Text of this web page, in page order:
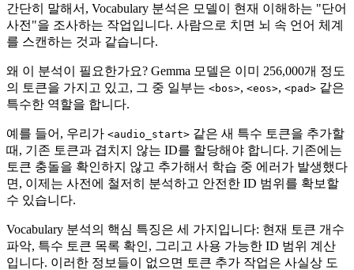
간단히 말해서, Vocabulary 분석은 모델이 현재 이해하는 "단어
사전"을 조사하는 작업입니다. 사람으로 치면 뇌 속 언어 체계
를 스캔하는 것과 같습니다.
왜 이 분석이 필요한가요? Gemma 모델은 이미 256,000개 정도
의 토큰을 가지고 있고, 그 중 일부는 <bos>, <eos>, <pad> 같은
특수한 역할을 합니다.
예를 들어, 우리가 <audio_start> 같은 새 특수 토큰을 추가할
때, 기존 토큰과 겹치지 않는 ID를 할당해야 합니다. 기존에는
토큰 충돌을 확인하지 않고 추가해서 학습 중 에러가 발생했다
면, 이제는 사전에 철저히 분석하고 안전한 ID 범위를 확보할
수 있습니다.
Vocabulary 분석의 핵심 특징은 세 가지입니다: 현재 토큰 개수
파악, 특수 토큰 목록 확인, 그리고 사용 가능한 ID 범위 계산
입니다. 이러한 정보들이 없으면 토큰 추가 작업은 사실상 도